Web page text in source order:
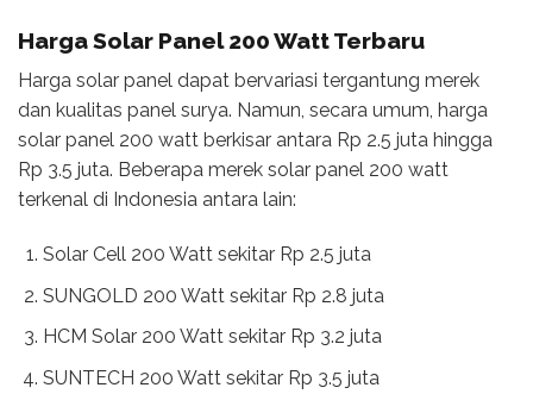
Harga Solar Panel 200 Watt Terbaru
Harga solar panel dapat bervariasi tergantung merek
dan kualitas panel surya. Namun, secara umum, harga
solar panel 200 watt berkisar antara Rp 2.5 juta hingga
Rp 3.5 juta. Beberapa merek solar panel 200 watt
terkenal di Indonesia antara lain:
Solar Cell 200 Watt sekitar Rp 2.5 juta
SUNGOLD 200 Watt sekitar Rp 2.8 juta
HCM Solar 200 Watt sekitar Rp 3.2 juta
SUNTECH 200 Watt sekitar Rp 3.5 juta